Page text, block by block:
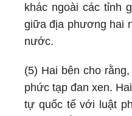
khác ngoài các tỉnh
giữa địa phương hai
nước.
(5) Hai bên cho
phức tạp đan xen.
tự quốc tế với luật